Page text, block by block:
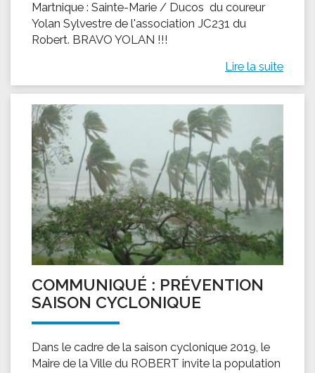
Martnique : Sainte-Marie / Ducos du coureur
Yolan Sylvestre de l'association JC231 du
Robert. BRAVO YOLAN !!!
Lire la suite
COMMUNIQUÉ : PRÉVENTION
SAISON CYCLONIQUE
Dans le cadre de la saison cyclonique 2019, le
Maire de la Ville du ROBERT invite la population